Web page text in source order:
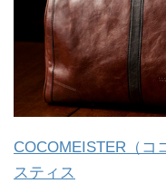
COCOMEISTER（コ
スティス